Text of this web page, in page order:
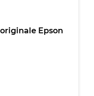
Epson